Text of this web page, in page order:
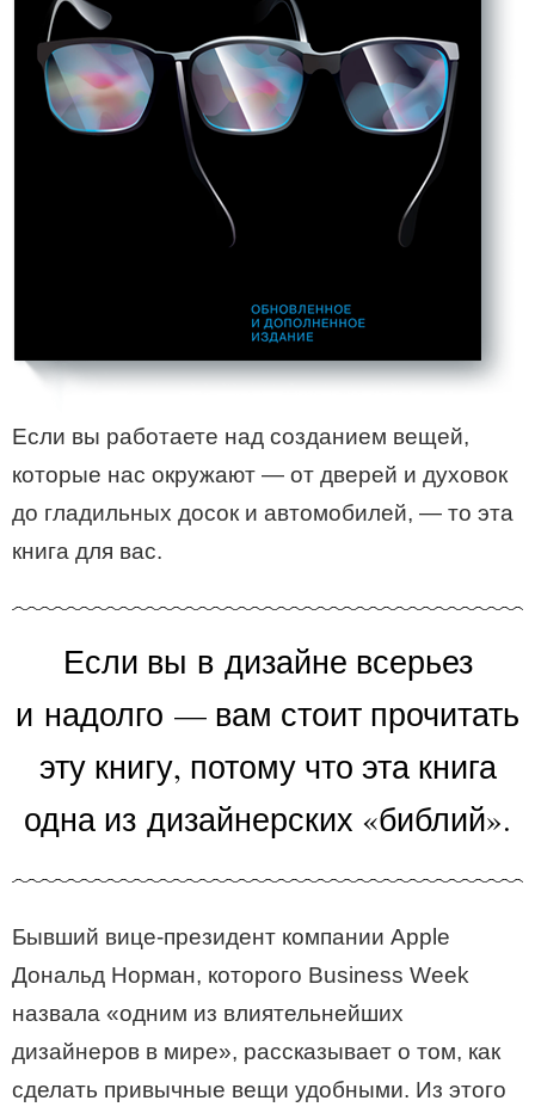
Если вы работаете над созданием вещей,
которые нас окружают — от дверей и духовок
до гладильных досок и автомобилей, — то эта
книга для вас.
Если вы в дизайне всерьез
и надолго — вам стоит прочитать
эту книгу, потому что эта книга
одна из дизайнерских «библий».
Бывший вице-президент компании Apple
Дональд Норман, которого Business Week
назвала «одним из влиятельнейших
дизайнеров в мире», рассказывает о том, как
сделать привычные вещи удобными. Из этого